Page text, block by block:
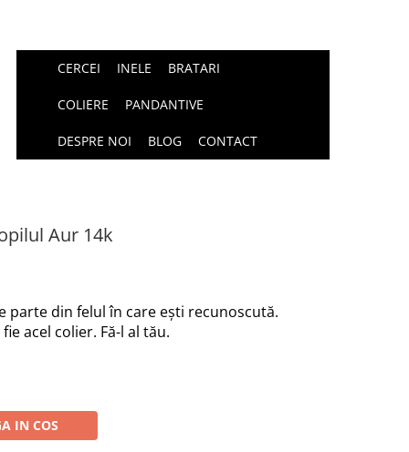
CERCEI INELE BRATARI
COLIERE PANDANTIVE
DESPRE NOI BLOG CONTACT
Aur 14k
parte din felul în care ești recunoscută.
acel colier. Fă-l al tău.
IN COS